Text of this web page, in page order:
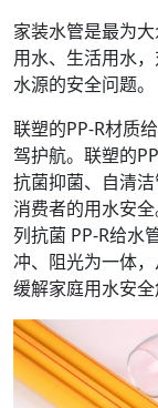
家装水管是最为
用水、生活用水
水源的安全问题。
联塑的PP-R材质
驾护航。联塑的
抗菌抑菌、自清
消费者的用水安
列抗菌 PP-R给水
冲、阻光为一体
缓解家庭用水安全